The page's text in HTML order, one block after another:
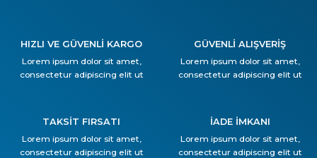
HIZLI VE GÜVENLİ KARGO
Lorem ipsum dolor sit amet,
consectetur adipiscing elit ut
GÜVENLİ ALIŞVERİŞ
Lorem ipsum dolor sit amet,
consectetur adipiscing elit ut
TAKSİT FIRSATI
Lorem ipsum dolor sit amet,
consectetur adipiscing elit ut
İADE İMKANI
Lorem ipsum dolor sit amet,
consectetur adipiscing elit ut